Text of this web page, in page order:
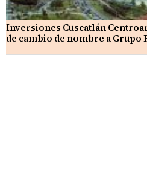
Inversiones Cuscatlán
de cambio de nombre a Grupo